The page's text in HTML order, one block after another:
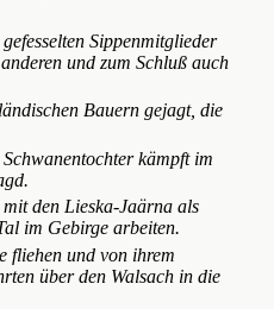
Sippenmitglieder
und zum Schluß auch
Bauern gejagt, die
kämpft im
mit den Lieska-Jaärna als
im Gebirge arbeiten.
fliehen und von ihrem
über den Walsach in die